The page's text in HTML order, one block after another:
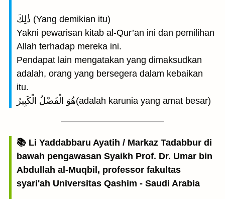
ذٰلِكَ (Yang demikian itu)
Yakni pewarisan kitab al-Qur’an ini dan pemilihan
Allah terhadap mereka ini.
Pendapat lain mengatakan yang dimaksudkan
adalah, orang yang bersegera dalam kebaikan
itu.
هُوَ الْفَضْلُ الْكَبِيرُ(adalah karunia yang amat besar)
📚 Li Yaddabbaru Ayatih / Markaz Tadabbur di
bawah pengawasan Syaikh Prof. Dr. Umar bin
Abdullah al-Muqbil, professor fakultas
syari'ah Universitas Qashim - Saudi Arabia